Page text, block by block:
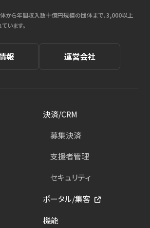
から年間収入数十億円規模の団体まで、3,000以上
います。
報 運営会社
決済/CRM
募集決済
支援者管理
セキュリティ
ポータル/集客
機能